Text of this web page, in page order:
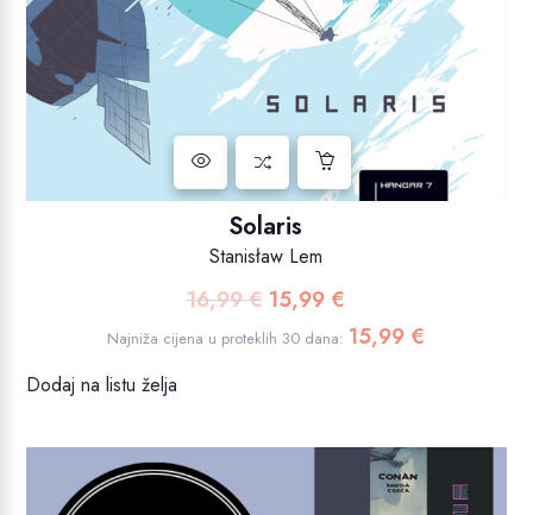
Solaris
Stanisław Lem
16,99€ Izvorna
cijena
15,99 €Trenutna
cijena
Najniža cijena u proteklih 30 dana: 15,99 €
Dodaj na listu želja